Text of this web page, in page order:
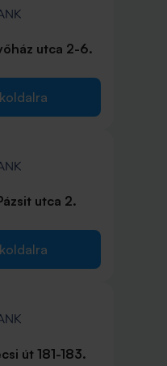
utca 2-6.
utca 2.
út 181-183.